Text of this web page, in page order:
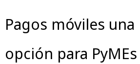
Pagos móviles una
opción para PyMEs